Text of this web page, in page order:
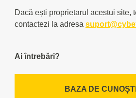
Dacă ești proprietarul acestui site,
contactezi la adresa
Ai întrebări?
BAZA DE